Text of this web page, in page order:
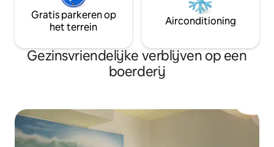
Gratis parkeren op
het terrein
Airconditioning
Gezinsvriendelijke verblijven op een
boerderij